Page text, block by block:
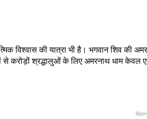
विश्वास की यात्रा भी है। भगवान शिव
से करोड़ों श्रद्धालुओं के लिए अमरनाथ धाम